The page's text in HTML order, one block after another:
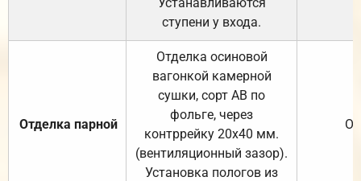
ступени у входа.
Отделка парной
Отделка осиновой
вагонкой камерной
сушки, сорт АВ по
фольге, через
контррейку 20х40 мм.
(вентиляционный зазор).
Установка пологов из